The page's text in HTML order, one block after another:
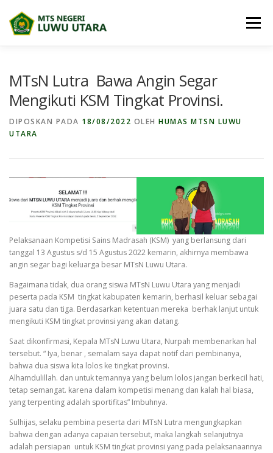
konten
Menu
MTsN Lutra Bawa Angin Segar
Mengikuti KSM Tingkat Provinsi.
DIPOSKAN PADA 18/08/2022 OLEH HUMAS MTSN LUWU
UTARA
Pelaksanaan Kompetisi Sains Madrasah (KSM) yang berlansung dari
tanggal 13 Agustus s/d 15 Agustus 2022 kemarin, akhirnya membawa
angin segar bagi keluarga besar MTsN Luwu Utara.
Bagaimana tidak, dua orang siswa MTsN Luwu Utara yang menjadi
peserta pada KSM tingkat kabupaten kemarin, berhasil keluar sebagai
juara satu dan tiga. Berdasarkan ketentuan mereka berhak lanjut untuk
mengikuti KSM tingkat provinsi yang akan datang.
Saat dikonfirmasi, Kepala MTsN Luwu Utara, Nurpah membenarkan hal
tersebut. “ Iya, benar , semalam saya dapat notif dari pembinanya,
bahwa dua siswa kita lolos ke tingkat provinsi.
Alhamdulillah. dan untuk temannya yang belum lolos jangan berkecil hati,
tetap semangat. karena dalam kompetisi menang dan kalah hal biasa,
yang terpenting adalah sportifitas” Imbuhnya.
Sulhijas, selaku pembina peserta dari MTsN Lutra mengungkapkan
bahwa dengan adanya capaian tersebut, maka langkah selanjutnya
adalah persiapan untuk KSM tingkat provinsi yang pada pelaksanaannya